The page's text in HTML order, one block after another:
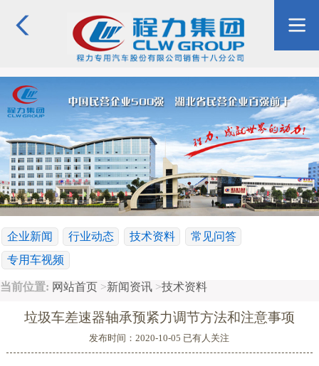
企业新闻 行业动态 技术资料
常见问答
专用车视频
当前位置: 网站首页 >新闻资讯 >技术资料
垃圾车差速器轴承预紧力调节方法和注意事项
发布时间：2020-10-05 已有人关注